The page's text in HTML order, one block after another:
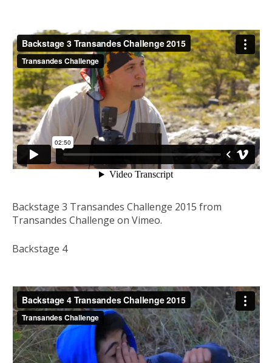
Backstage 3 Transandes Challenge 2015 from
Transandes Challenge on Vimeo.
Backstage 4